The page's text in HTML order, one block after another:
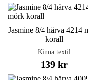
Jasmine 8/4 härva 4214
korall
Kinna textil
139 kr